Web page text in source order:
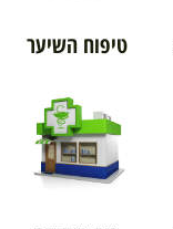
טיפוח השיער